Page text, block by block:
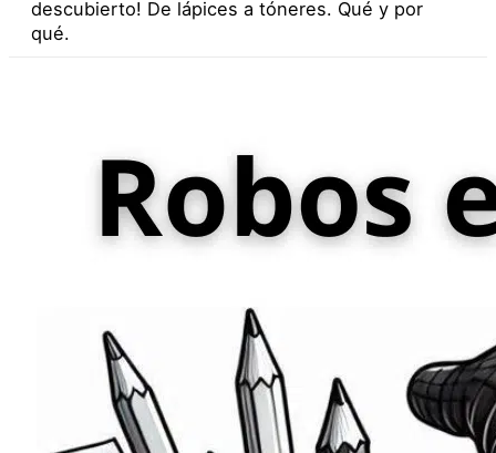
descubierto! De lápices a tóneres. Qué y por
qué.